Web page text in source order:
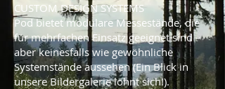
CUSTOM DESIGN SYSTEMS
Pod bietet modulare Messestände, die
für mehrfachen Einsatz geeignet sind –
aber keinesfalls wie gewöhnliche
Systemstände aussehen (Ein Blick in
unsere Bildergalerie lohnt sich!).